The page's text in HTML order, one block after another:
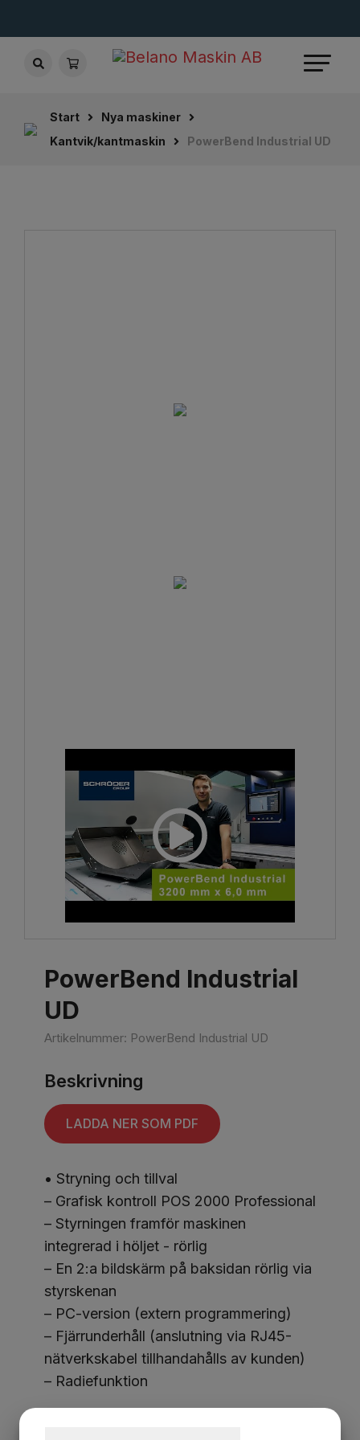
Start
Nya maskiner
Kantvik/kantmaskin
PowerBend Industrial UD
PowerBend Industrial
UD
Artikelnummer: PowerBend Industrial UD
Beskrivning
LADDA NER SOM PDF
• Stryning och tillval
– Grafisk kontroll POS 2000 Professional
– Styrningen framför maskinen
integrerad i höljet - rörlig
– En 2:a bildskärm på baksidan rörlig via
styrskenan
– PC-version (extern programmering)
– Fjärrunderhåll (anslutning via RJ45-
nätverkskabel tillhandahålls av kunden)
– Radiefunktion